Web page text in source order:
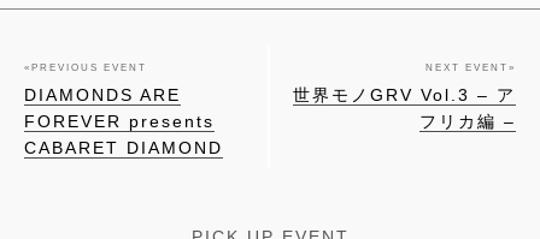
« PREVIOUS EVENT
DIAMONDS ARE
FOREVER presents
CABARET DIAMOND
NEXT EVENT »
世界モノGRV Vol.3 – ア
フリカ編 –